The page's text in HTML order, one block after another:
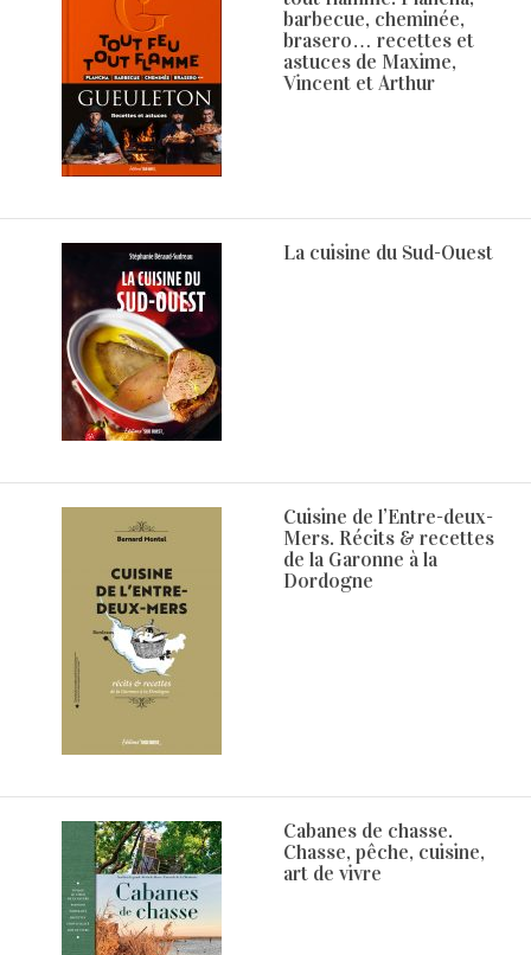
barbecue, cheminée,
brasero… recettes et
astuces de Maxime,
Vincent et Arthur
La cuisine du Sud-Ouest
Cuisine de l’Entre-deux-
Mers. Récits & recettes
de la Garonne à la
Dordogne
Cabanes de chasse.
Chasse, pêche, cuisine,
art de vivre